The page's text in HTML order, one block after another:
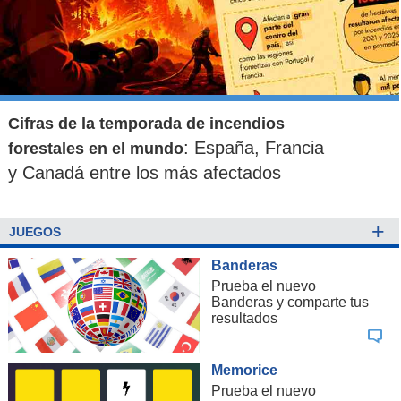
NOTICIASRELACIONADAS
Presupuesto 2023: Marcel
recalca que "tendremos
destaca "diferencias" con
erario anterior
Crecimiento, seguridad e
inversión: Análisis a los ejes
Presupuesto 2023 que se
EDUCACIÓN
En educación, Boric indicó que
millones extra para la Beca de Alimentación de
Cifras de la temporada de incendios
forestales en el mundo: España, Francia
y Canadá entre los más afectados
JUEGOS +
Banderas
Prueba el nuevo
Banderas y comparte tus
resultados
Memorice
Prueba el nuevo